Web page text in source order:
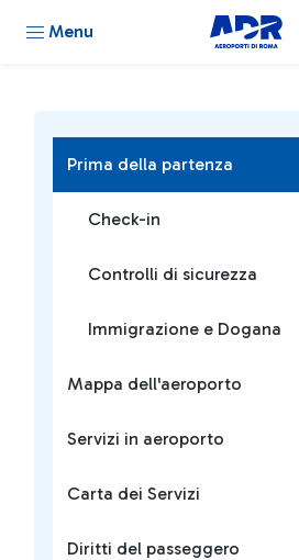
Menu
Prima della partenza
Check-in
Controlli di sicurezza
Immigrazione e Dogana
Mappa dell'aeroporto
Servizi in aeroporto
Carta dei Servizi
Diritti del passeggero